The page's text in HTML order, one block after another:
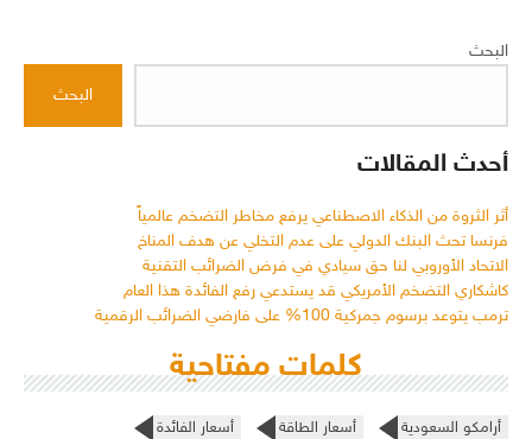
البحث
البحث
أحدث المقالات
أثر الثروة من الذكاء الاصطناعي يرفع مخاطر التضخم عالمياً
فرنسا تحث البنك الدولي على عدم التخلي عن هدف المناخ
الاتحاد الأوروبي لنا حق سيادي في فرض الضرائب التقنية
كاشكاري التضخم الأمريكي قد يستدعي رفع الفائدة هذا العام
ترمب يتوعد برسوم جمركية 100% على فارضي الضرائب الرقمية
كلمات مفتاحية
أرامكو السعودية أسعار الطاقة
أسعار الفائدة